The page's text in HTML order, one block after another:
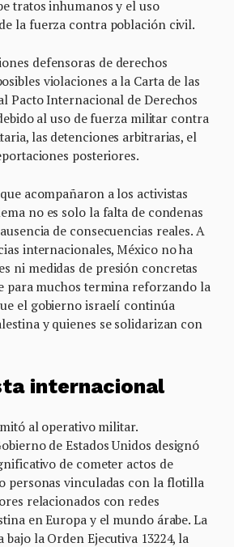
tratos inhumanos y el uso
la fuerza contra población civil.
defensoras de derechos
violaciones a la Carta de las
Pacto Internacional de Derechos
al uso de fuerza militar contra
las detenciones arbitrarias, el
posteriores.
acompañaron a los activistas
no es solo la falta de condenas
de consecuencias reales. A
internacionales, México no ha
ni medidas de presión concretas
para muchos termina reforzando la
el gobierno israelí continúa
y quienes se solidarizan con
internacional
al operativo militar.
de Estados Unidos designó
de cometer actos de
personas vinculadas con la flotilla
relacionados con redes
en Europa y el mundo árabe. La
bajo la Orden Ejecutiva 13224, la